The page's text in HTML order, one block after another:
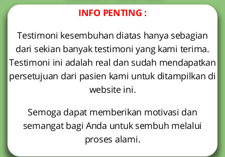
INFO PENTING :
Testimoni kesembuhan diatas hanya sebagian
dari sekian banyak testimoni yang kami terima.
Testimoni ini adalah real dan sudah mendapatkan
persetujuan dari pasien kami untuk ditampilkan di
website ini.
Semoga dapat memberikan motivasi dan
semangat bagi Anda untuk sembuh melalui
proses alami.